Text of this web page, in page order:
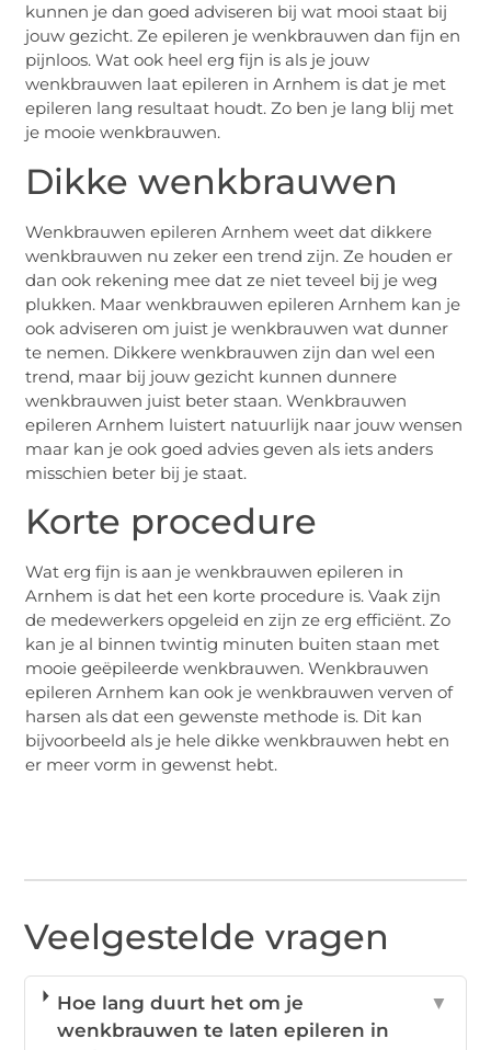
kunnen je dan goed adviseren bij wat mooi staat bij
jouw gezicht. Ze epileren je wenkbrauwen dan fijn en
pijnloos. Wat ook heel erg fijn is als je jouw
wenkbrauwen laat epileren in Arnhem is dat je met
epileren lang resultaat houdt. Zo ben je lang blij met
je mooie wenkbrauwen.
Dikke wenkbrauwen
Wenkbrauwen epileren Arnhem weet dat dikkere
wenkbrauwen nu zeker een trend zijn. Ze houden er
dan ook rekening mee dat ze niet teveel bij je weg
plukken. Maar wenkbrauwen epileren Arnhem kan je
ook adviseren om juist je wenkbrauwen wat dunner
te nemen. Dikkere wenkbrauwen zijn dan wel een
trend, maar bij jouw gezicht kunnen dunnere
wenkbrauwen juist beter staan. Wenkbrauwen
epileren Arnhem luistert natuurlijk naar jouw wensen
maar kan je ook goed advies geven als iets anders
misschien beter bij je staat.
Korte procedure
Wat erg fijn is aan je wenkbrauwen epileren in
Arnhem is dat het een korte procedure is. Vaak zijn
de medewerkers opgeleid en zijn ze erg efficiënt. Zo
kan je al binnen twintig minuten buiten staan met
mooie geëpileerde wenkbrauwen. Wenkbrauwen
epileren Arnhem kan ook je wenkbrauwen verven of
harsen als dat een gewenste methode is. Dit kan
bijvoorbeeld als je hele dikke wenkbrauwen hebt en
er meer vorm in gewenst hebt.
Veelgestelde vragen
Hoe lang duurt het om je
wenkbrauwen te laten epileren in
▼